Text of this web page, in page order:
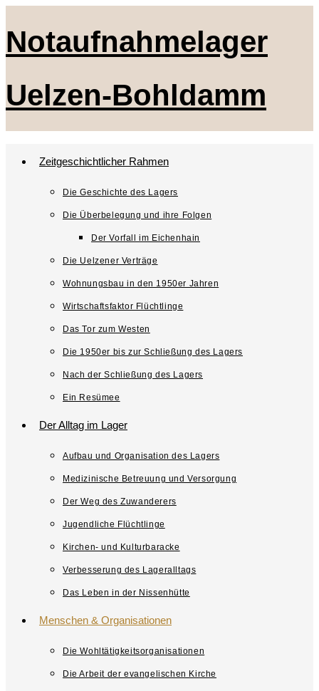
Inhalt
Notaufnahmelager
Uelzen-Bohldamm
Zeitgeschichtlicher Rahmen
Die Geschichte des Lagers
Die Überbelegung und ihre Folgen
Der Vorfall im Eichenhain
Die Uelzener Verträge
Wohnungsbau in den 1950er Jahren
Wirtschaftsfaktor Flüchtlinge
Das Tor zum Westen
Die 1950er bis zur Schließung des Lagers
Nach der Schließung des Lagers
Ein Resümee
Der Alltag im Lager
Aufbau und Organisation des Lagers
Medizinische Betreuung und Versorgung
Der Weg des Zuwanderers
Jugendliche Flüchtlinge
Kirchen- und Kulturbaracke
Verbesserung des Lageralltags
Das Leben in der Nissenhütte
Menschen & Organisationen
Die Wohltätigkeitsorganisationen
Die Arbeit der evangelischen Kirche